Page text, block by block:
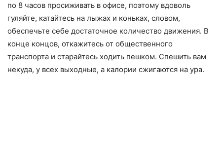
по 8 часов просиживать в офисе, поэтому вдоволь
гуляйте, катайтесь на лыжах и коньках, словом,
обеспечьте себе достаточное количество движения. В
конце концов, откажитесь от общественного
транспорта и старайтесь ходить пешком. Спешить вам
некуда, у всех выходные, а калории сжигаются на ура.